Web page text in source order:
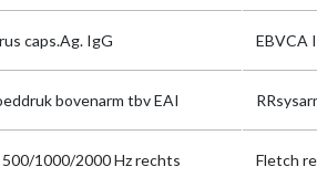
caps.Ag. IgG EBVCA
bovenarm tbv EAI
1000/2000 Hz rechts Fletch re